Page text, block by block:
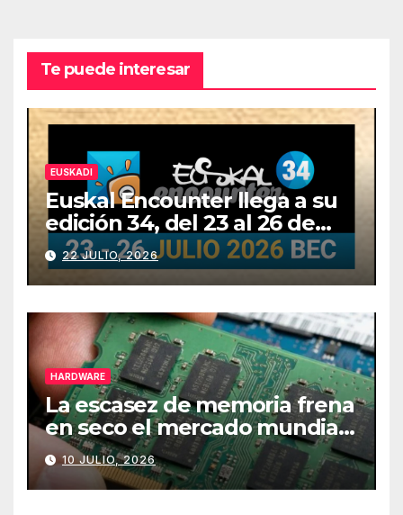
Te puede interesar
EUSKADI
Euskal Encounter llega a su
edición 34, del 23 al 26 de
julio
22 JULIO, 2026
HARDWARE
La escasez de memoria frena
en seco el mercado mundial
de PCs
10 JULIO, 2026